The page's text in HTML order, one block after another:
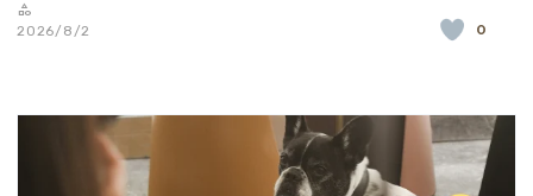
2026/8/2 0